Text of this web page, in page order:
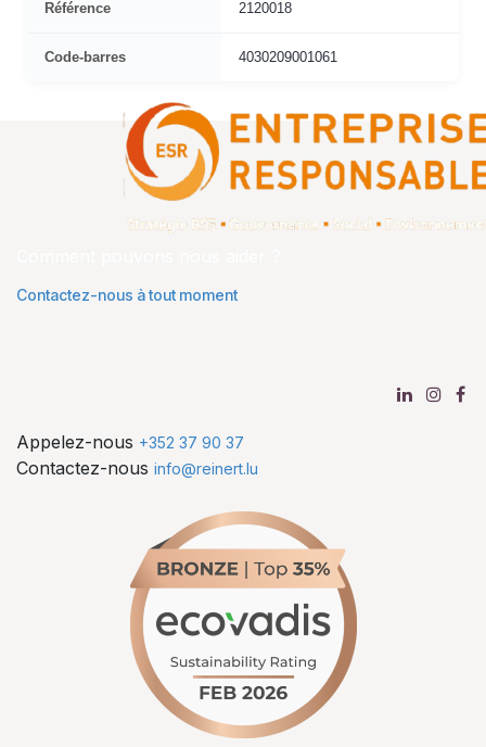
Référence 2120018
Code-barres 4030209001061
Contactez-nous à tout moment
Appelez-nous +352 37 90 37
Contactez-nous info@reinert.lu